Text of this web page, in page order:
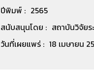
ปีพิมพ์ : 2565
สนับสนุนโดย : สถาบันวิจัย
วันที่เผยแพร่ : 18 เมษายน